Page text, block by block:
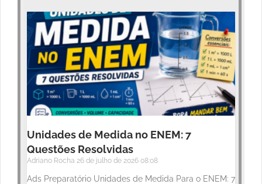
Unidades de Medida no ENEM: 7
Questões Resolvidas
Adriano Rocha 26 de julho de 2026 08:08
Ads Preparatório Unidades de Medida Para o ENEM: 7